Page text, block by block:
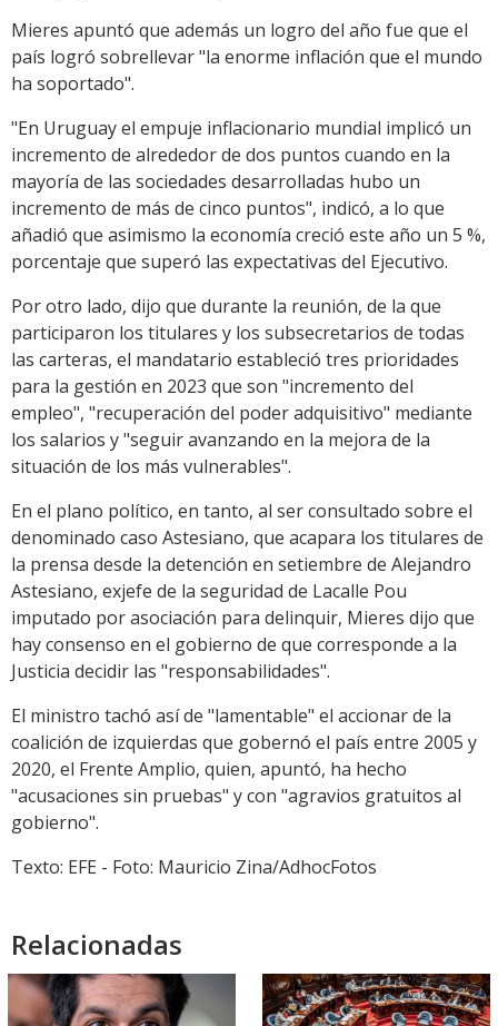
Mieres apuntó que además un logro del año fue que el
país logró sobrellevar "la enorme inflación que el mundo
ha soportado".
"En Uruguay el empuje inflacionario mundial implicó un
incremento de alrededor de dos puntos cuando en la
mayoría de las sociedades desarrolladas hubo un
incremento de más de cinco puntos", indicó, a lo que
añadió que asimismo la economía creció este año un 5 %,
porcentaje que superó las expectativas del Ejecutivo.
Por otro lado, dijo que durante la reunión, de la que
participaron los titulares y los subsecretarios de todas
las carteras, el mandatario estableció tres prioridades
para la gestión en 2023 que son "incremento del
empleo", "recuperación del poder adquisitivo" mediante
los salarios y "seguir avanzando en la mejora de la
situación de los más vulnerables".
En el plano político, en tanto, al ser consultado sobre el
denominado caso Astesiano, que acapara los titulares de
la prensa desde la detención en setiembre de Alejandro
Astesiano, exjefe de la seguridad de Lacalle Pou
imputado por asociación para delinquir, Mieres dijo que
hay consenso en el gobierno de que corresponde a la
Justicia decidir las "responsabilidades".
El ministro tachó así de "lamentable" el accionar de la
coalición de izquierdas que gobernó el país entre 2005 y
2020, el Frente Amplio, quien, apuntó, ha hecho
"acusaciones sin pruebas" y con "agravios gratuitos al
gobierno".
Texto: EFE - Foto: Mauricio Zina/AdhocFotos
Relacionadas